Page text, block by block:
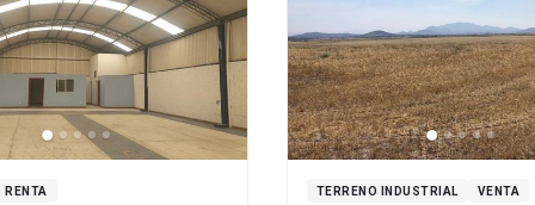
RENTA TERRENO INDUSTRIAL VENTA